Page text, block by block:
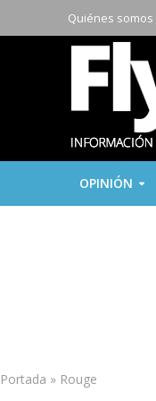
Quiénes somos
OPINIÓN
Portada » Rouge